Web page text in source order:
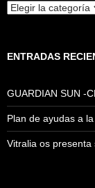
Categorías
ENTRADAS
GUARDIAN SUN -
Plan de ayudas a
Vitralia os presenta